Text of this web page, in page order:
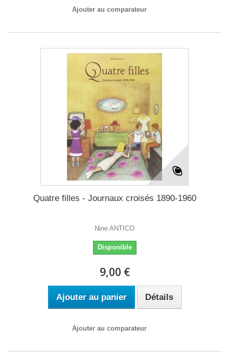
Ajouter au comparateur
Quatre filles - Journaux croisés 1890-1960
Nine ANTICO
Disponible
9,00 €
Ajouter au panier Détails
Ajouter au comparateur